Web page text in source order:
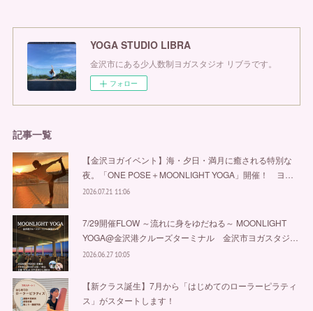
YOGA STUDIO LIBRA
金沢市にある少人数制ヨガスタジオ リブラです。
フォロー
記事一覧
【金沢ヨガイベント】海・夕日・満月に癒される特別な
夜。「ONE POSE＋MOONLIGHT YOGA」開催！ ヨ…
2026.07.21 11:06
7/29開催FLOW ～流れに身をゆだねる～ MOONLIGHT
YOGA@金沢港クルーズターミナル 金沢市ヨガスタジ…
2026.06.27 10:05
【新クラス誕生】7月から「はじめてのローラーピラティ
ス」がスタートします！